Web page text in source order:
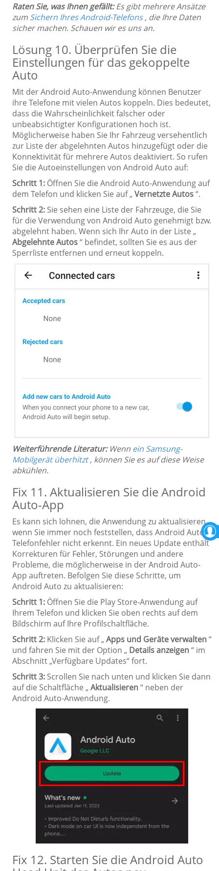
Raten Sie, was Ihnen gefällt:Es gibt mehrere Ansätze
zum Sichern Ihres Android-Telefons, die Ihre Daten
sicher machen. Schauen wir es uns an.
Lösung 10. Überprüfen Sie die
Einstellungen für das gekoppelte
Auto
Mit der Android Auto-Anwendung können Benutzer
ihre Telefone mit vielen Autos koppeln. Dies bedeutet,
dass die Wahrscheinlichkeit falscher oder
unbeabsichtigter Konfigurationen hoch ist.
Möglicherweise haben Sie Ihr Fahrzeug versehentlich
zur Liste der abgelehnten Autos hinzugefügt oder die
Konnektivität für mehrere Autos deaktiviert. So rufen
Sie die Autoeinstellungen von Android Auto auf:
Schritt 1: Öffnen Sie die Android Auto-Anwendung auf
dem Telefon und klicken Sie auf „Vernetzte Autos“.
Schritt 2: Sie sehen eine Liste der Fahrzeuge, die Sie
für die Verwendung von Android Auto genehmigt bzw.
abgelehnt haben. Wenn sich Ihr Auto in der Liste „
Abgelehnte Autos“ befindet, sollten Sie es aus der
Sperrliste entfernen und erneut koppeln.
Weiterführende Literatur:Wenn ein Samsung-
Mobilgerät überhitzt, können Sie es auf diese Weise
abkühlen.
Fix 11. Aktualisieren Sie die Android
Auto-App
Es kann sich lohnen, die Anwendung zu aktualisieren,
wenn Sie immer noch feststellen, dass Android Auto
Telefonfehler nicht erkennt. Ein neues Update enthält
Korrekturen für Fehler, Störungen und andere
Probleme, die möglicherweise in der Android Auto-
App auftreten. Befolgen Sie diese Schritte, um
Android Auto zu aktualisieren:
Schritt 1: Öffnen Sie die Play Store-Anwendung auf
Ihrem Telefon und klicken Sie oben rechts auf dem
Bildschirm auf Ihre Profilschaltfläche.
Schritt 2: Klicken Sie auf „Apps und Geräte verwalten“
und fahren Sie mit der Option „ Details anzeigen“ im
Abschnitt „Verfügbare Updates“ fort.
Schritt 3: Scrollen Sie nach unten und klicken Sie dann
auf die Schaltfläche „Aktualisieren“ neben der
Android Auto-Anwendung.
Fix 12. Starten Sie die Android Auto